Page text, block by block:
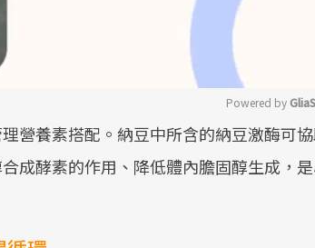
Mute
Powered by
營養素搭配。納豆中所含的納豆激酶可
成酵素的作用、降低體內膽固醇生成，